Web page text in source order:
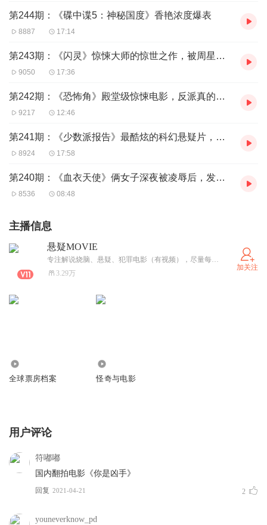
第244期：《碟中谍5：神秘国度》香艳浓度爆表
8887 17:14
第243期：《闪灵》惊悚大师的惊世之作，被周星驰多次模仿
9050 17:36
第242期：《恐怖角》殿堂级惊悚电影，反派真的很猛
9217 12:46
第241期：《少数派报告》最酷炫的科幻悬疑片，反派手段老辣，以谋杀掩盖谋杀
8924 17:58
第240期：《血衣天使》俩女子深夜被凌辱后，发起惊心报复
8536 08:48
主播信息
悬疑MOVIE
专注解说烧脑、悬疑、犯罪电影（有视频），尽量每日更新，也可能隔日更。
3.29万
加关注
全球票房档案 怪奇与电影
用户评论
符嘟嘟
国内翻拍电影《你是凶手》
回复 2021-04-21 2
youneverknow_pd